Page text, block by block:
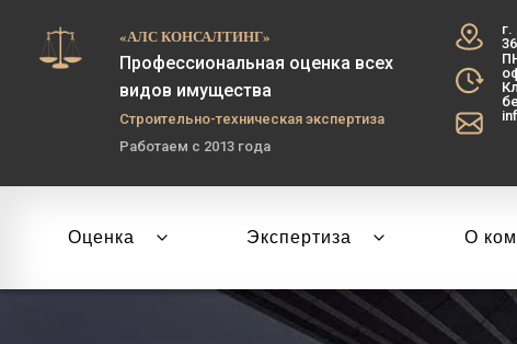
«АЛС КОНСАЛТИНГ»
Профессиональная оценка всех
видов имущества
Строительно-техническая экспертиза
Работаем с 2013 года
Оценка Экспертиза О